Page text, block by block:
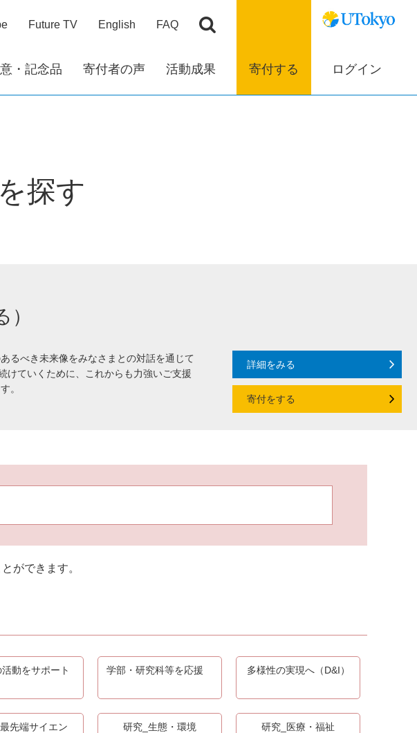
Future TV English FAQ
・記念品 寄付者の声 活動成果 寄付する ログイン
探す
るべき未来像をみなさまとの対話を通じて
けていくために、これからも力強いご支援
。
詳細をみる
寄付をする
ができます。
動をサポート 学部・研究科等を応援 多様性の実現へ（D&I）
先端サイエン
研究_生態・環境 研究_医療・福祉